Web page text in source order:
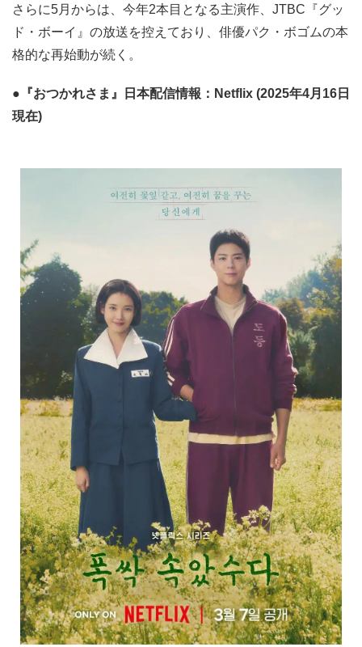
さらに5月からは、今年2本目となる主演作、JTBC『グッ
ド・ボーイ』の放送を控えており、俳優パク・ボゴムの本
格的な再始動が続く。
●『おつかれさま』日本配信情報：Netflix (2025年4月16日
現在)